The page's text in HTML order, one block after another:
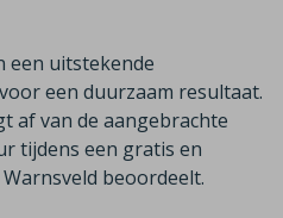
een uitstekende
een duurzaam resultaat.
af van de aangebrachte
tijdens een gratis en
Warnsveld beoordeelt.